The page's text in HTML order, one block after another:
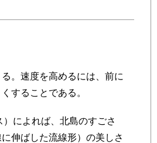
。速度を高めるには、前に
することである。
）によれば、北島のすごさ
伸ばした流線形）の美しさ